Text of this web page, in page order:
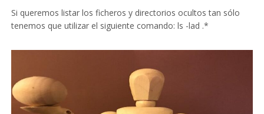
Si queremos listar los ficheros y directorios ocultos tan sólo
tenemos que utilizar el siguiente comando: ls -lad .*